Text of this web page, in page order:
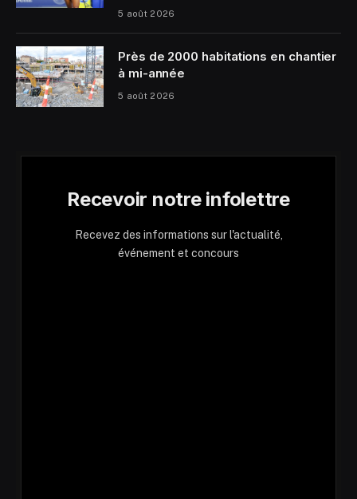
5 août 2026
Près de 2000 habitations en chantier
à mi-année
5 août 2026
Recevoir notre infolettre
Recevez des informations sur l'actualité,
événement et concours